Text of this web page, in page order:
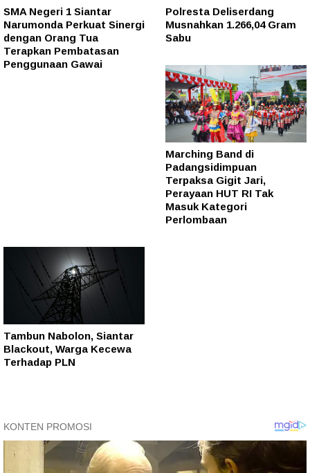
SMA Negeri 1 Siantar
Narumonda Perkuat Sinergi
dengan Orang Tua
Terapkan Pembatasan
Penggunaan Gawai
Polresta Deliserdang
Musnahkan 1.266,04 Gram
Sabu
Marching Band di
Padangsidimpuan
Terpaksa Gigit Jari,
Perayaan HUT RI Tak
Masuk Kategori
Perlombaan
Tambun Nabolon, Siantar
Blackout, Warga Kecewa
Terhadap PLN